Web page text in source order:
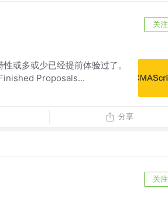
关注
或多或少已经提前体验过了。
Proposals...
分享
关注